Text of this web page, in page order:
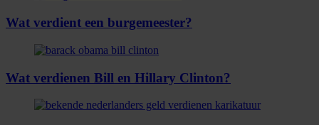
Wat verdient een burgemeester?
Wat verdienen Bill en Hillary Clinton?